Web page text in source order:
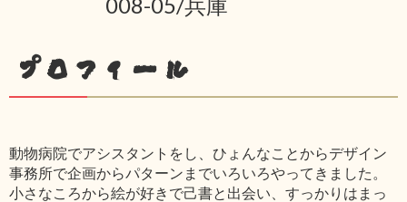
プロフィール
動物病院でアシスタントをし、ひょんなことからデザイン
事務所で企画からパターンまでいろいろやってきました。
小さなころから絵が好きで己書と出会い、すっかりはまっ